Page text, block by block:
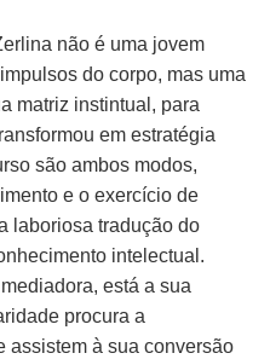
não é uma jovem
do corpo, mas uma
matriz instintual, para
em estratégia
são ambos modos,
e o exercício de
laboriosa tradução do
intelectual.
está a sua
procura a
assistem à sua conversão